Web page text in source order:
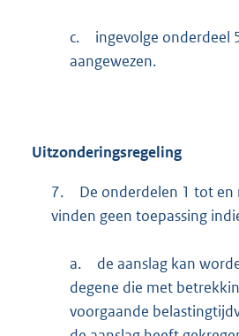
c.
ingevolge onderdeel
aangewezen.
Uitzonderingsregeling
7.
De onderdelen 1 tot
vinden geen toepassing
a.
de aanslag kan
degene die met
voorgaande